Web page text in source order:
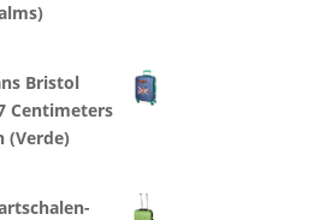
Bristol
Centimeters
(Verde)